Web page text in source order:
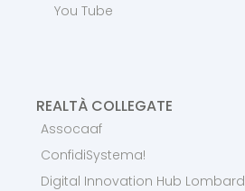
You Tube
REALTÀ COLLEGATE
Assocaaf
ConfidiSystema!
Digital Innovation Hub